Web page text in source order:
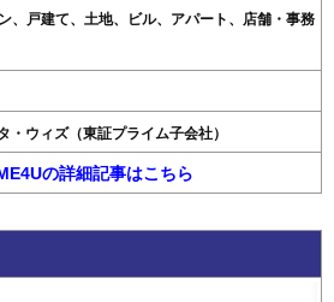
、戸建て、土地、ビル、アパート、店舗・事務
・ウィズ（東証プライム子会社）
の詳細記事はこちら